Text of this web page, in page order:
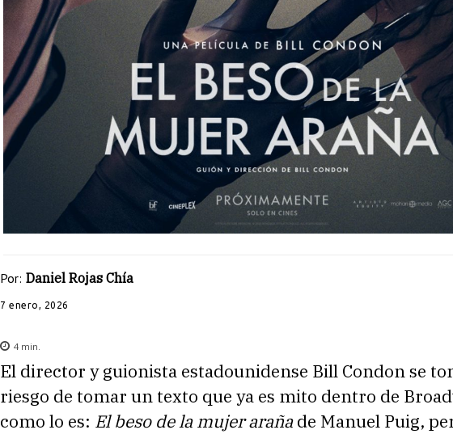
Por: Daniel Rojas Chía
7 enero, 2026
4 min.
El director y guionista estadounidense Bill Condon se
riesgo de tomar un texto que ya es mito dentro de
como lo es: El beso de la mujer arañade Manuel Puig,